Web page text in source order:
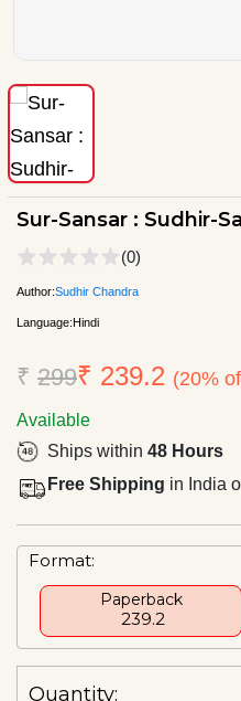
Sur-Sansar : Sudhir-
(0)
Author:Sudhir Chandra
Language:Hindi
₹ 299₹ 239.2 (20%
Available
Ships within 48 Hours
Free Shipping in India
Format:
Paperback
₹ 239.2
Quantity: